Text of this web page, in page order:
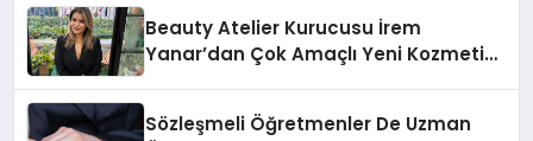
Beauty Atelier Kurucusu İrem
Yanar’dan Çok Amaçlı Yeni Kozmetik
Sözleşmeli Öğretmenler De Uzman